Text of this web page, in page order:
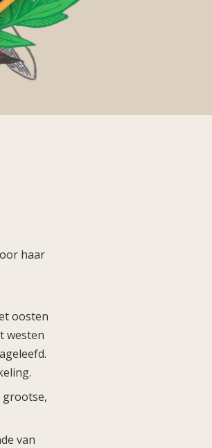
haar
oosten
westen
grootse,
van